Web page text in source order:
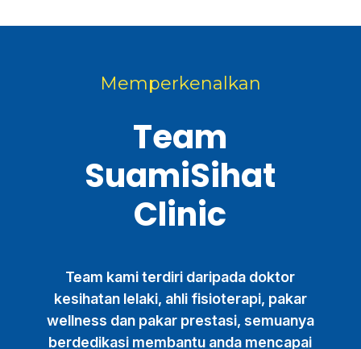
Memperkenalkan
Team
SuamiSihat
Clinic
Team kami terdiri daripada doktor
kesihatan lelaki, ahli fisioterapi, pakar
wellness dan pakar prestasi, semuanya
berdedikasi membantu anda mencapai